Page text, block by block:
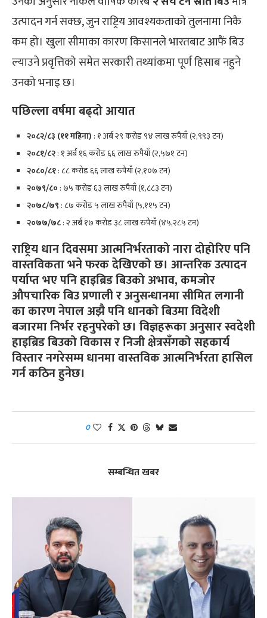
उत्पादन गर्न सक्छ, जुन राष्ट्रिय आवश्यकताको तुलनामा निकै
कम हो। खुला सीमाका कारण किसानले भारतबाट आफैं बिउ
ल्याउने प्रवृत्तिको समेत सरकारी तथ्यांकमा पूर्ण हिसाब नहुने
उनको भनाइ छ।
पछिल्ला वर्षमा बढ्दो आयात
२०८२/८३ (११ महिना) : १ अर्ब २९ करोड ९४ लाख रुपैयाँ (२,९९३ टन)
२०८१/८२: १ अर्ब १६ करोड ६६ लाख रुपैयाँ (२,५७१ टन)
२०८०/८१: ८८ करोड ६६ लाख रुपैयाँ (२,१०७ टन)
२०७९/८० : ७५ करोड ६३ लाख रुपैयाँ (१,८८३ टन)
२०७८/७९ : ८७ करोड ५ लाख रुपैयाँ (५,११५ टन)
२०७७/७८: २ अर्ब १७ करोड ३८ लाख रुपैयाँ (४५,२८५ टन)
राष्ट्रिय धान दिवसमा आत्मनिर्भरताको नारा दोहोरिए पनि
वास्तविकता भने फरक देखिएको छ। आन्तरिक उत्पादन
पर्याप्त भए पनि हाइब्रिड बिउको अभाव, कमजोर
औपचारिक बिउ प्रणाली र अनुसन्धानमा सीमित लगानी
का कारण नेपाल अझै पनि धानको बिउमा विदेशी
बजारमा निर्भर रहनुपरेको छ। विज्ञहरूका अनुसार स्वदेशी
हाइब्रिड बिउको विकास र निजी क्षेत्रसँगको सहकार्य
विस्तार नगरेसम्म धानमा वास्तविक आत्मनिर्भरता हासिल
गर्न कठिन हुनेछ।
0
सम्बन्धित खबर